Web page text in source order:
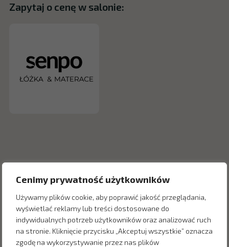
Cenimy prywatność użytkowników
Używamy plików cookie, aby poprawić jakość przeglądania,
wyświetlać reklamy lub treści dostosowane do
indywidualnych potrzeb użytkowników oraz analizować ruch
na stronie. Kliknięcie przycisku „Akceptuj wszystkie” oznacza
zgodę na wykorzystywanie przez nas plików
Zapytaj o cenę w salonie:
Inne produkty z kategorii